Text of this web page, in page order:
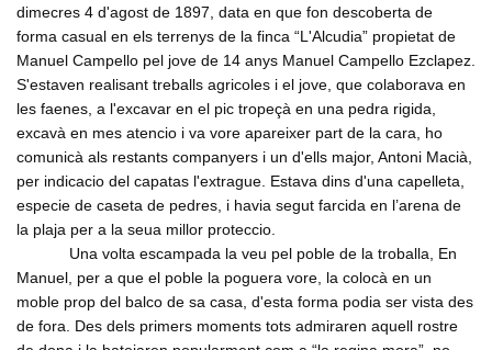
dimecres 4 d'agost de 1897, data en que fon descoberta de
forma casual en els terrenys de la finca “L'Alcudia” propietat de
Manuel Campello pel jove de 14 anys Manuel Campello Ezclapez.
S'estaven realisant treballs agricoles i el jove, que colaborava en
les faenes, a l'excavar en el pic tropeçà en una pedra rigida,
excavà en mes atencio i va vore apareixer part de la cara, ho
comunicà als restants companyers i un d'ells major, Antoni Macià,
per indicacio del capatas l'extrague. Estava dins d'una capelleta,
especie de caseta de pedres, i havia segut farcida en l’arena de
la plaja per a la seua millor proteccio.
Una volta escampada la veu pel poble de la troballa, En
Manuel, per a que el poble la poguera vore, la colocà en un
moble prop del balco de sa casa, d'esta forma podia ser vista des
de fora. Des dels primers moments tots admiraren aquell rostre